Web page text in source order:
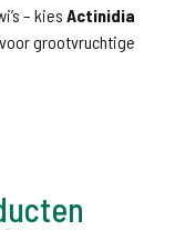
– kies Actinidia
grootvruchtige